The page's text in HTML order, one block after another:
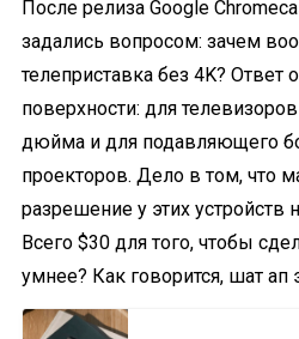
После релиза Google
задались вопросом: зачем
телеприставка без 4K? Ответ
поверхности: для
дюйма и для подавляющего
проекторов. Дело в том, что
разрешение у этих устройств
Всего $30 для того, чтобы
умнее? Как говорится, шат ап